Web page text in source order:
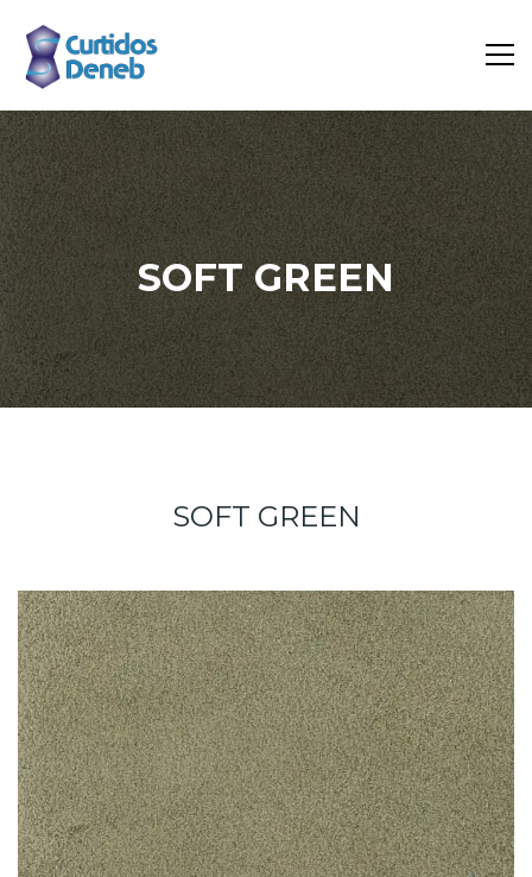
SOFT GREEN
SOFT GREEN